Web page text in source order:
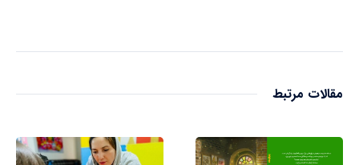
مقالات مرتبط